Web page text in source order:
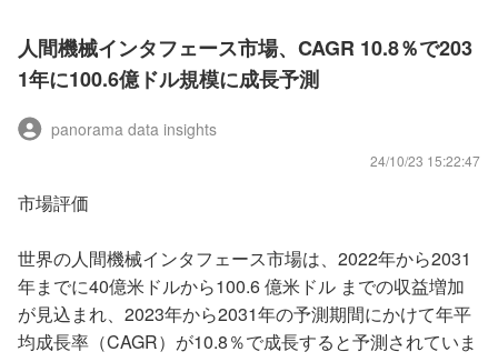
人間機械インタフェース市場、CAGR 10.8％で203
1年に100.6億ドル規模に成長予測
panorama data insights
24/10/23 15:22:47
市場評価
世界の人間機械インタフェース市場は、2022年から2031
年までに40億米ドルから100.6 億米ドル までの収益増加
が見込まれ、2023年から2031年の予測期間にかけて年平
均成長率（CAGR）が10.8％で成長すると予測されていま